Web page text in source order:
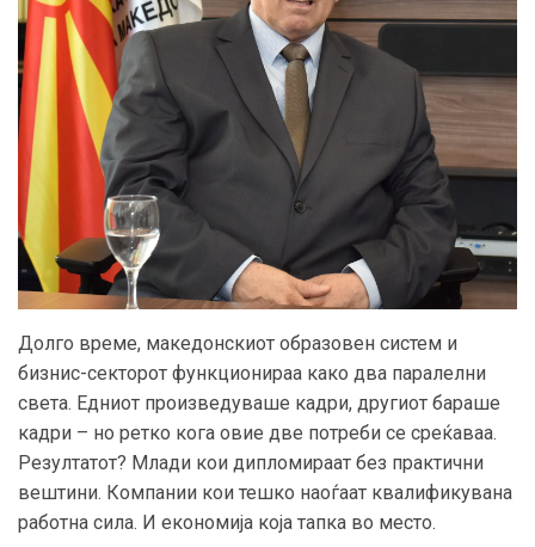
Долго време, македонскиот образовен систем и
бизнис-секторот функционираа како два паралелни
света. Едниот произведуваше кадри, другиот бараше
кадри – но ретко кога овие две потреби се среќаваа.
Резултатот? Млади кои дипломираат без практични
вештини. Компании кои тешко наоѓаат квалификувана
работна сила. И економија која тапка во место.